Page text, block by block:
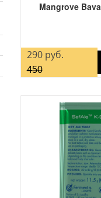
Mangrove
290 руб.
450